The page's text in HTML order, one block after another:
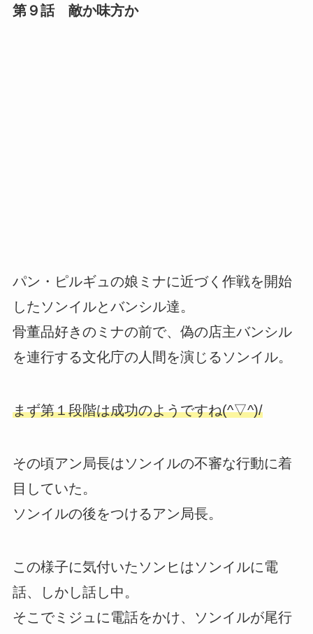
第９話 敵か味方か
パン・ピルギュの娘ミナに近づく作戦を開始
したソンイルとバンシル達。
骨董品好きのミナの前で、偽の店主バンシル
を連行する文化庁の人間を演じるソンイル。
まず第１段階は成功のようですね(^▽^)/
その頃アン局長はソンイルの不審な行動に着
目していた。
ソンイルの後をつけるアン局長。
この様子に気付いたソンヒはソンイルに電
話、しかし話し中。
そこでミジュに電話をかけ、ソンイルが尾行